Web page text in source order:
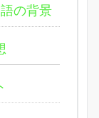
の背景